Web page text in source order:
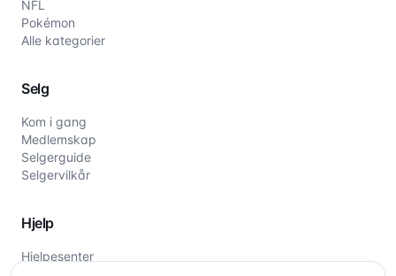
NFL
Pokémon
Alle kategorier
Selg
Kom i gang
Medlemskap
Selgerguide
Selgervilkår
Hjelp
Hjelpesenter